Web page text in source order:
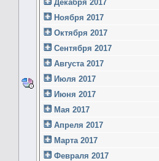
Декабря 2017
Ноября 2017
Октября 2017
Сентября 2017
Августа 2017
Июля 2017
Июня 2017
Мая 2017
Апреля 2017
Марта 2017
Февраля 2017